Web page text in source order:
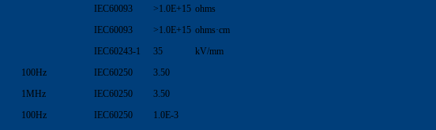
IEC60093 >1.0E+15 ohms
IEC60093 >1.0E+15 ohms·cm
IEC60243-1 35
kV/mm
100Hz IEC60250
3.50
1MHz IEC60250
3.50
100Hz IEC60250
1.0E-3